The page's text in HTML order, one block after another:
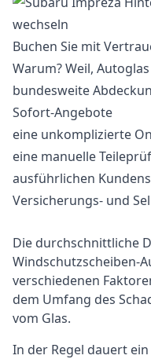
Buchen Sie mit
Warum? Weil,
bundesweite
Sofort-Angebote
eine unkomplizierte
eine manuelle
ausführlichen
Versicherungs- und
Die durchschnittliche
Windschutzscheiben-
verschiedenen
dem Umfang des
vom Glas.
In der Regel dauert